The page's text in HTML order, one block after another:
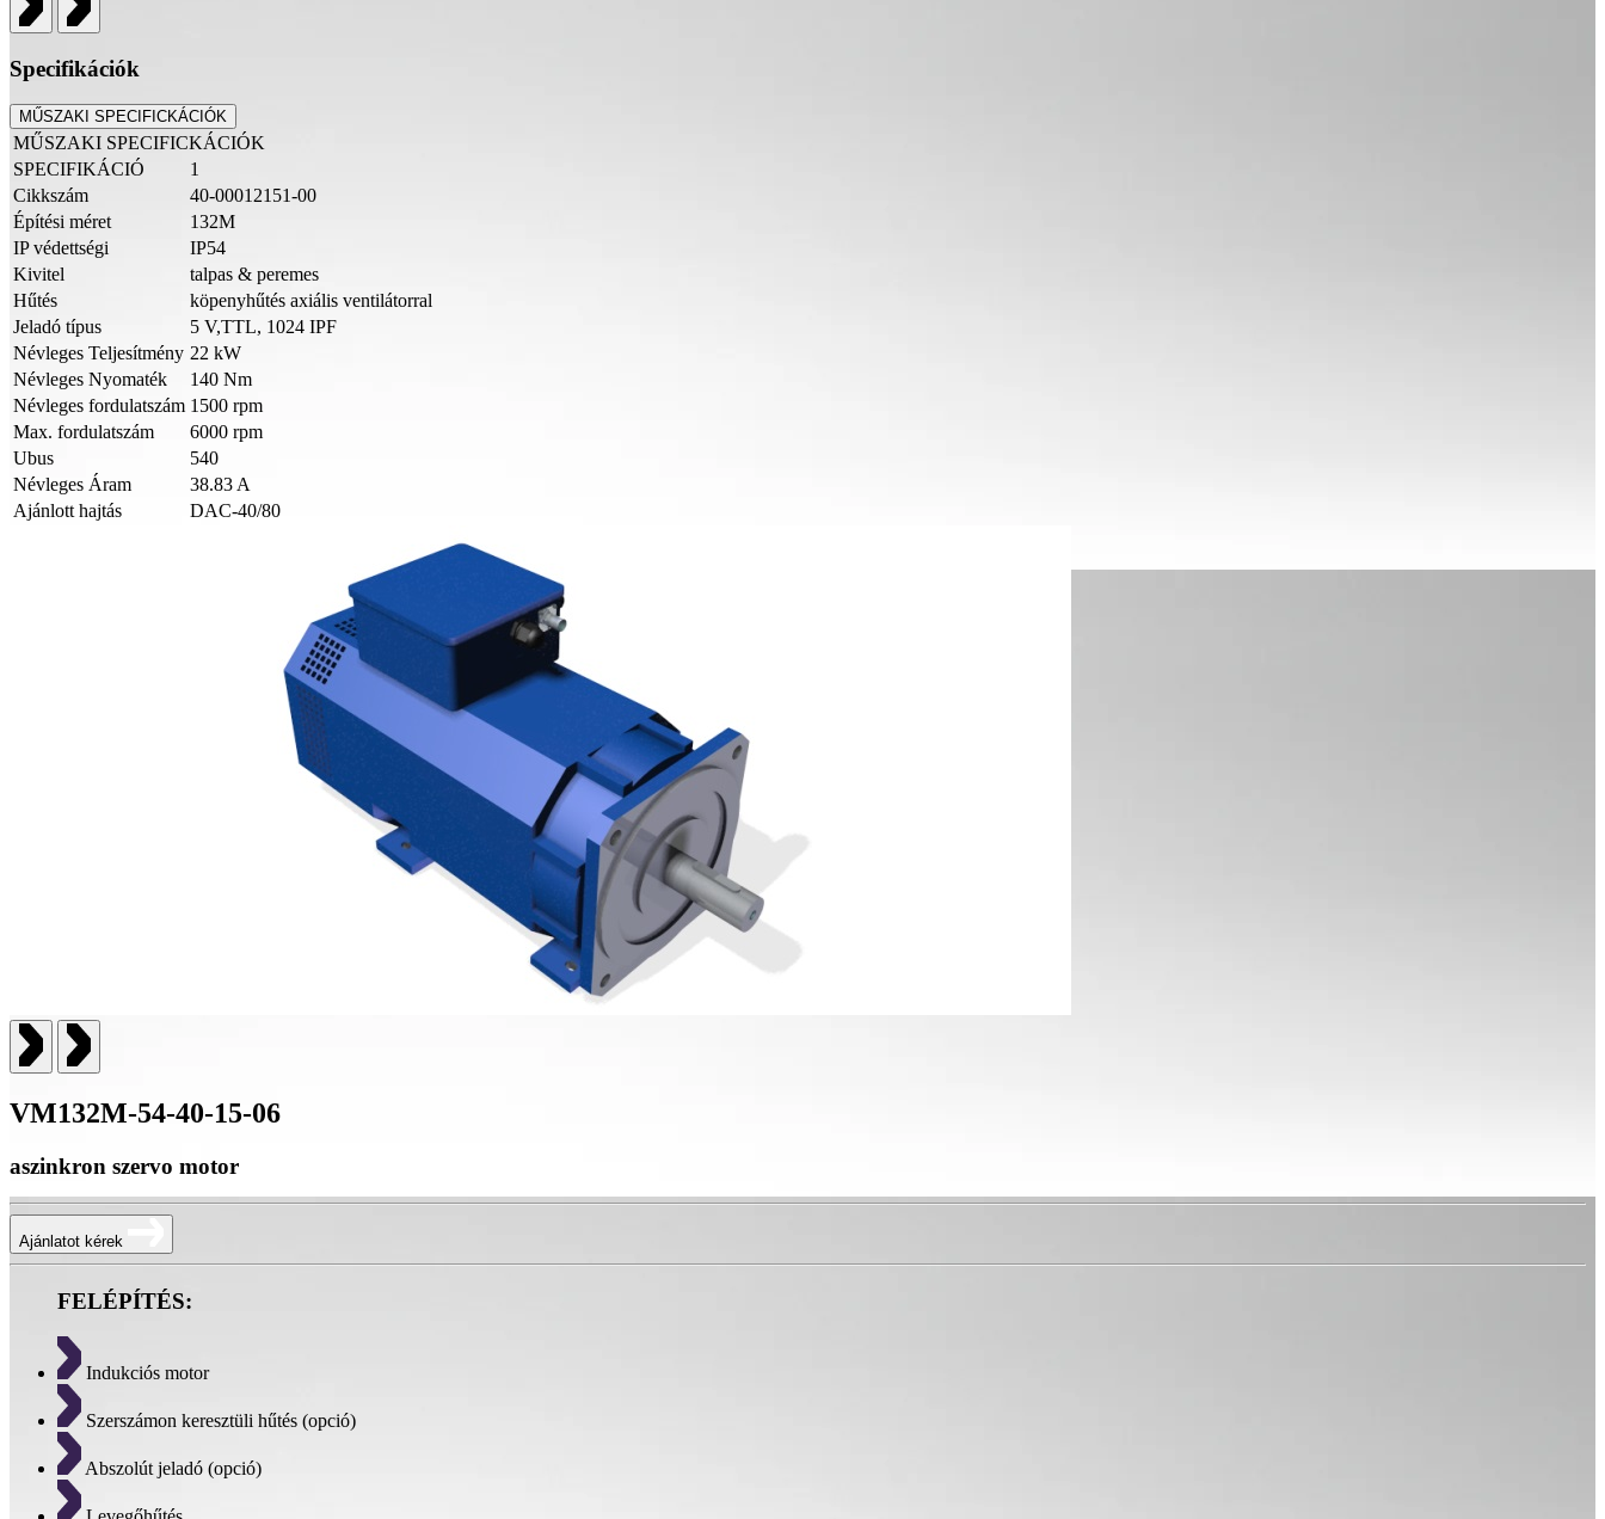
Specifikációk
MŰSZAKI SPECIFICKÁCIÓK
MŰSZAKI SPECIFICKÁCIÓK
SPECIFIKÁCIÓ
1
Cikkszám
40-00012151-00
Építési méret
132M
IP védettségi
IP54
Kivitel
talpas & peremes
Hűtés
köpenyhűtés axiális ventilátorral
Jeladó típus
5 V,TTL, 1024 IPF
Névleges Teljesítmény 22 kW
Névleges Nyomaték
140 Nm
Névleges fordulatszám 1500 rpm
Max. fordulatszám
6000 rpm
Ubus
540
Névleges Áram
38.83 A
Ajánlott hajtás
DAC-40/80
VM132M-54-40-15-06
aszinkron szervo motor
Ajánlatot kérek
FELÉPÍTÉS:
Indukciós motor
Szerszámon keresztüli hűtés (opció)
Abszolút jeladó (opció)